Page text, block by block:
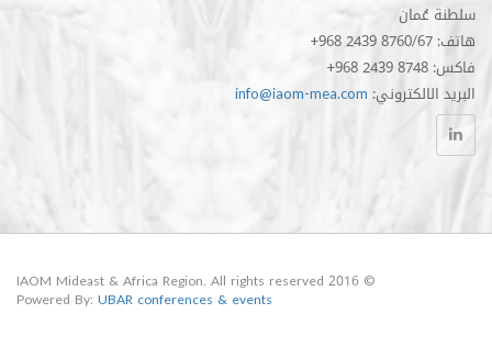
info@iaom-mea.com
Powered By:UBAR conferences & events